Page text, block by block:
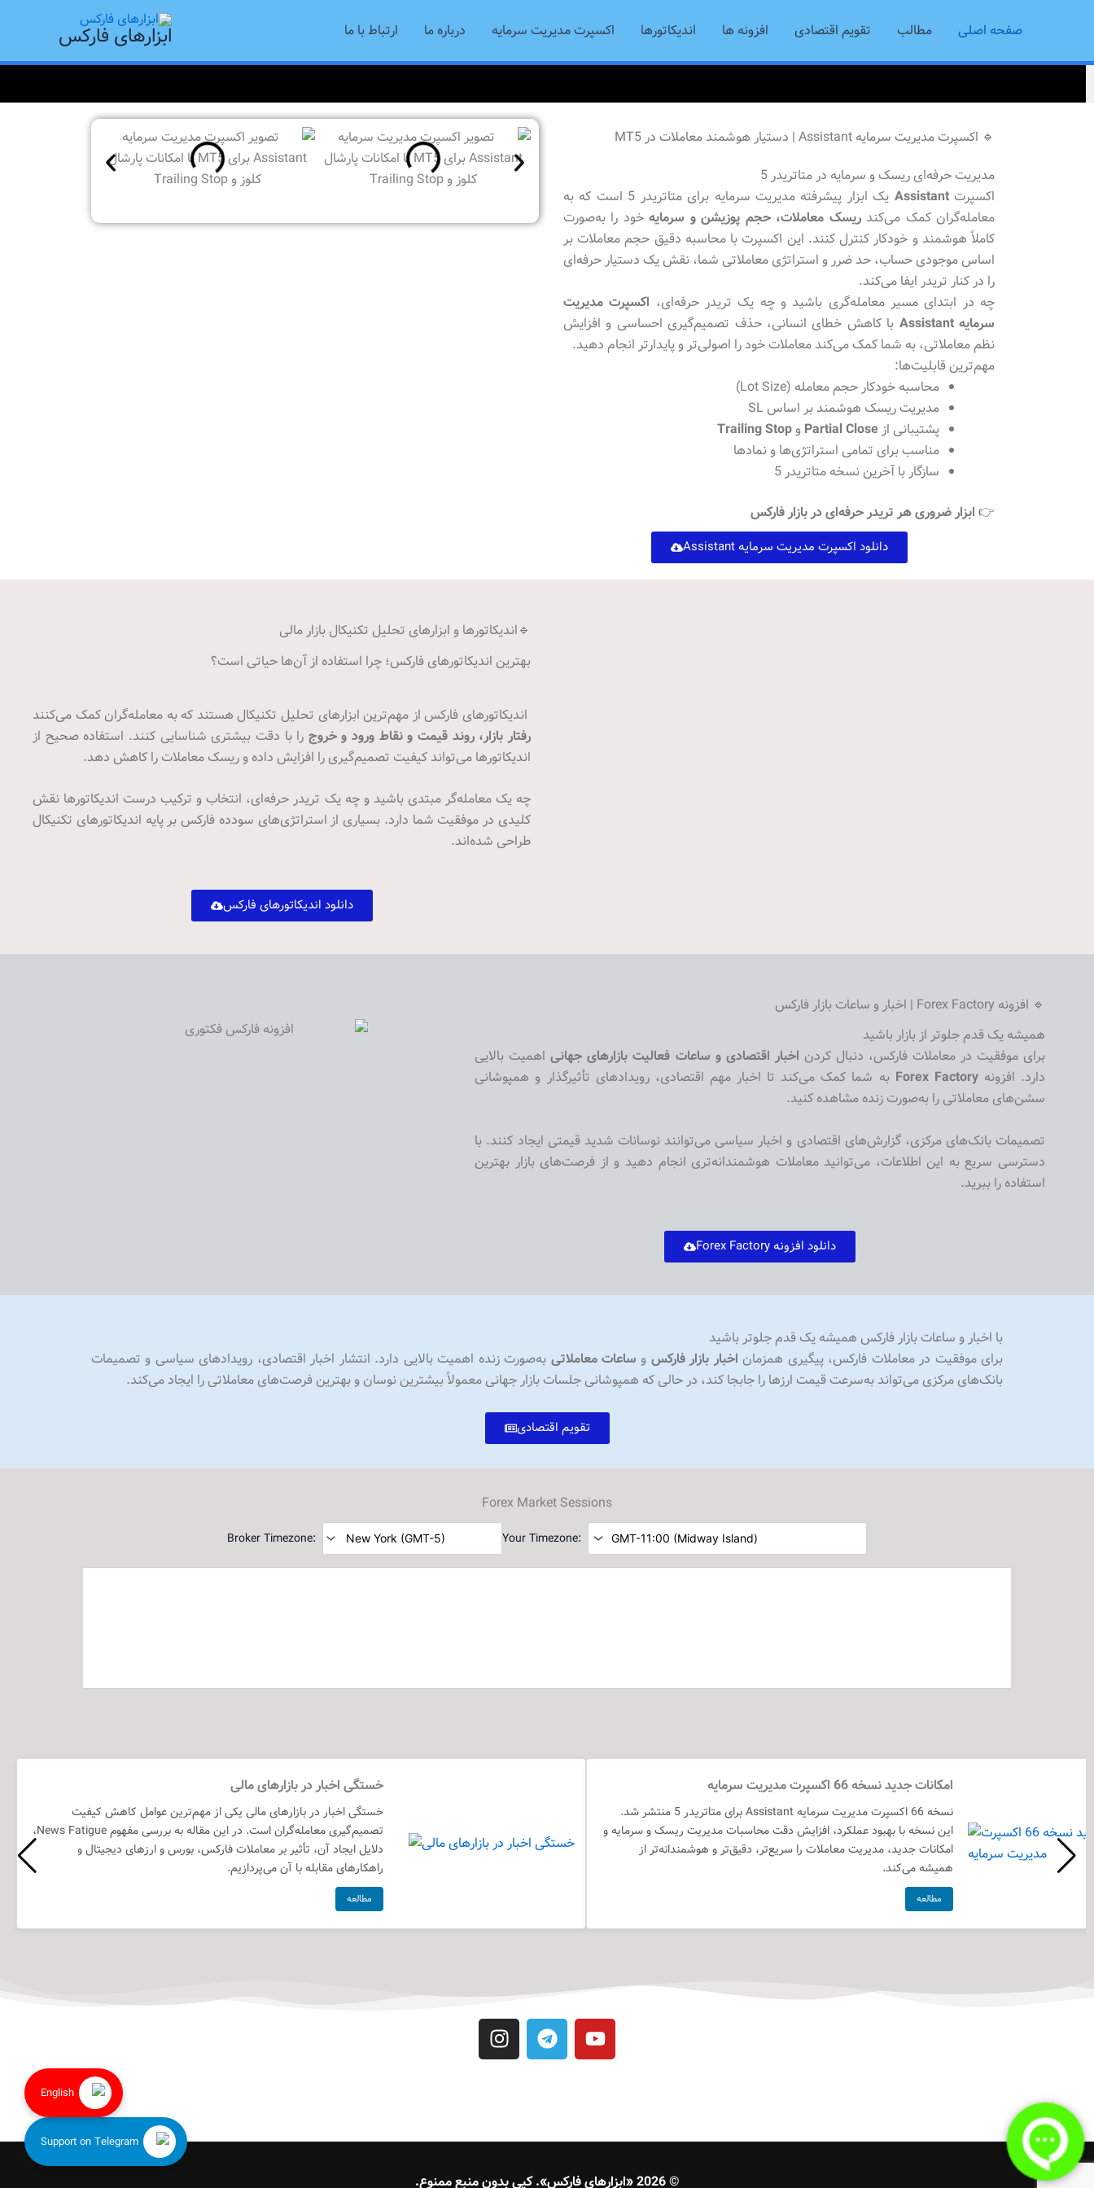
صفحه اصلی مطالب تقویم اقتصادی افزونه ها اندیکاتورها اکسپرت مدیریت سرمایه درباره ما ارتباط با ما ابزارهای فارکس
🔹 اکسپرت مدیریت سرمایه Assistant | دستیار هوشمند معاملات در MT5
مدیریت حرفه‌ای ریسک و سرمایه در متاتریدر 5
اکسپرتAssistant
یک ابزار پیشرفته مدیریت سرمایه برای متاتریدر 5 است که به
معامله‌گران کمک می‌کندریسک معاملات، حجم پوزیشن و سرمایهخود را به‌صورت
کاملاً هوشمند و خودکار کنترل کنند. این اکسپرت با محاسبه دقیق حجم معاملات بر
اساس موجودی حساب، حد ضرر و استراتژی معاملاتی شما، نقش یک دستیار حرفه‌ای
را در کنار تریدر ایفا می‌کند.
چه در ابتدای مسیر معامله‌گری باشید و چه یک تریدر حرفه‌ای، اکسپرت مدیریت
سرمایه Assistant
با کاهش خطای انسانی، حذف تصمیم‌گیری احساسی و افزایش
نظم معاملاتی، به شما کمک می‌کند معاملات خود را اصولی‌تر و پایدارتر انجام دهید.
مهم‌ترین قابلیت‌ها:
محاسبه خودکار حجم معامله (Lot Size)
مدیریت ریسک هوشمند بر اساس SL
پشتیبانی ازPartial Close وTrailing Stop
مناسب برای تمامی استراتژی‌ها و نمادها
سازگار با آخرین نسخه متاتریدر 5
👉 ابزار ضروری هر تریدر حرفه‌ای در بازار فارکس
دانلود اکسپرت مدیریت سرمایه Assistant
🔹اندیکاتورها و ابزارهای تحلیل تکنیکال بازار مالی
بهترین اندیکاتورهای فارکس؛ چرا استفاده از آن‌ها حیاتی است؟
اندیکاتورهای فارکس از مهم‌ترین ابزارهای تحلیل تکنیکال هستند که به معامله‌گران کمک می‌کنند
رفتار بازار، روند قیمت و نقاط ورود و خروج را با دقت بیشتری شناسایی کنند. استفاده صحیح از
اندیکاتورها می‌تواند کیفیت تصمیم‌گیری را افزایش داده و ریسک معاملات را کاهش دهد.
چه یک معامله‌گر مبتدی باشید و چه یک تریدر حرفه‌ای، انتخاب و ترکیب درست اندیکاتورها نقش
کلیدی در موفقیت شما دارد. بسیاری از استراتژی‌های سودده فارکس بر پایه اندیکاتورهای تکنیکال
طراحی شده‌اند.
دانلود اندیکاتورهای فارکس
🔹 افزونه Forex Factory | اخبار و ساعات بازار فارکس
همیشه یک قدم جلوتر از بازار باشید
برای موفقیت در معاملات فارکس، دنبال کردن اخبار اقتصادی و ساعات فعالیت بازارهای جهانیاهمیت بالایی
دارد. افزونهForex Factory به شما کمک می‌کند تا اخبار مهم اقتصادی، رویدادهای تأثیرگذار و همپوشانی
سشن‌های معاملاتی را به‌صورت زنده مشاهده کنید.
تصمیمات بانک‌های مرکزی، گزارش‌های اقتصادی و اخبار سیاسی می‌توانند نوسانات شدید قیمتی ایجاد کنند. با
دسترسی سریع به این اطلاعات، می‌توانید معاملات هوشمندانه‌تری انجام دهید و از فرصت‌های بازار بهترین
استفاده را ببرید.
دانلود افزونه Forex Factory
با اخبار و ساعات بازار فارکس همیشه یک قدم جلوتر باشید
برای موفقیت در معاملات فارکس، پیگیری همزمان اخبار بازار فارکس و ساعات معاملاتی به‌صورت زنده اهمیت بالایی دارد. انتشار اخبار اقتصادی، رویدادهای سیاسی و تصمیمات
بانک‌های مرکزی می‌تواند به‌سرعت قیمت ارزها را جابجا کند، در حالی که همپوشانی جلسات بازار جهانی معمولاً بیشترین نوسان و بهترین فرصت‌های معاملاتی را ایجاد می‌کند.
تقویم اقتصادی
Forex Market Sessions
Broker Timezone Your Timezone
خستگی اخبار در بازارهای مالی
خستگی اخبار در بازارهای مالی یکی از مهم‌ترین عوامل کاهش کیفیت
تصمیم‌گیری معامله‌گران است. در این مقاله به بررسی مفهوم News Fatigue،
دلایل ایجاد آن، تأثیر بر معاملات فارکس، بورس و ارزهای دیجیتال و
راهکارهای مقابله با آن می‌پردازیم.
مطالعه
امکانات جدید نسخه 66 اکسپرت مدیریت سرمایه
نسخه 66 اکسپرت مدیریت سرمایه Assistant برای متاتریدر 5 منتشر شد.
این نسخه با بهبود عملکرد، افزایش دقت محاسبات مدیریت ریسک و سرمایه و
امکانات جدید، مدیریت معاملات را سریع‌تر، دقیق‌تر و هوشمندانه‌تر از
همیشه می‌کند.
مطالعه
Y
o
u
e
T
e
l
a
m
I
n
s
r
© 2026 «ابزارهای فارکس». کپی بدون منبع ممنوع.
Support on Telegram
English